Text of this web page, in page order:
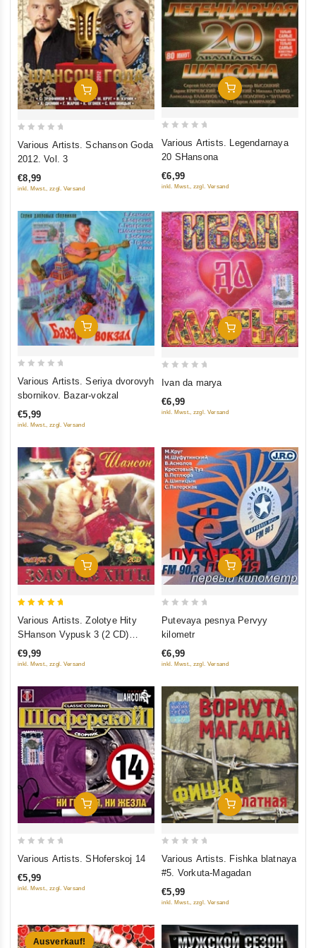
In Den Warenkorb
5
Various Artists. Schanson Goda
2012. Vol. 3
€8,99
inkl. Mwst., zzgl. Versand
In Den Warenkorb
5
Various Artists. Legendarnaya
20 SHansona
€6,99
inkl. Mwst., zzgl. Versand
In Den Warenkorb
5
Various Artists. Seriya dvorovyh
sbornikov. Bazar-vokzal
€5,99
inkl. Mwst., zzgl. Versand
In Den Warenkorb
of
Ivan da marya
€6,99
inkl. Mwst., zzgl. Versand
In Den Warenkorb
Various Artists. Zolotye Hity
SHanson Vypusk 3 (2 CD)
(Sborniki)
€9,99
inkl. Mwst., zzgl. Versand
In Den Warenkorb
5
Putevaya pesnya Pervyy
kilometr
€6,99
inkl. Mwst., zzgl. Versand
In Den Warenkorb
of
Various Artists. SHoferskoj 14
€5,99
inkl. Mwst., zzgl. Versand
In Den Warenkorb
5
Various Artists. Fishka blatnaya
#5. Vorkuta-Magadan
€5,99
inkl. Mwst., zzgl. Versand
Ausverkauf!